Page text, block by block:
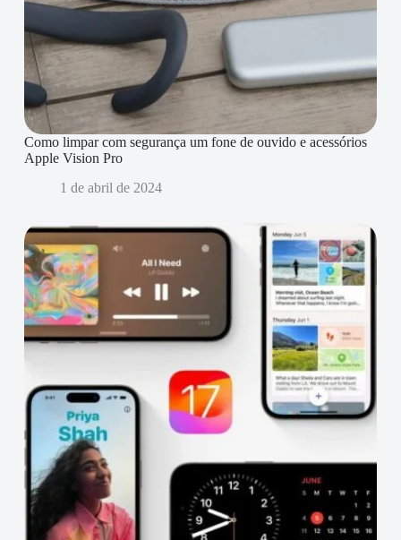
Como limpar com segurança um fone de ouvido e acessórios
Apple Vision Pro
1 de abril de 2024